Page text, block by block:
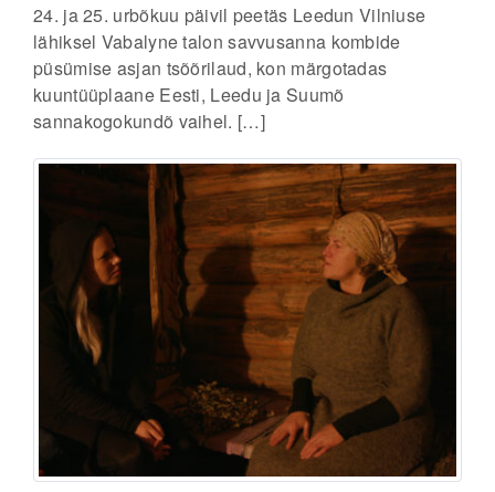
24. ja 25. urbõkuu päivil peetäs Leedun Vilniuse
lähiksel Vabalyne talon savvusanna kombide
püsümise asjan tsõõrilaud, kon märgotadas
kuuntüüplaane Eesti, Leedu ja Suumõ
sannakogokundõ vaihel. […]